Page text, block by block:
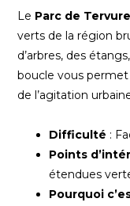
Le Parc de
verts de la région
d’arbres, des
boucle vous permet
de l’agitation
Difficulté :
Points
étendues
Pourquoi